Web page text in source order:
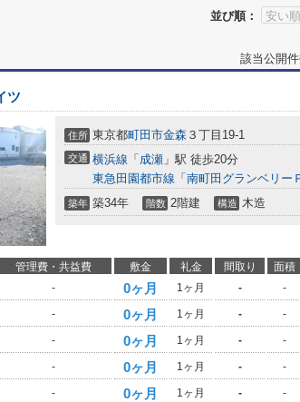
並び順：
該当公開
ツ
住所 東京都町田市金森 ３丁目19-1
交通 横浜線 「 成瀬 」駅 徒歩20分
東急田園都市線 「 南町田グランベリー
築年 築34年 階数 2階建 構造 木造
管理費・共益費 敷金 礼金 間取り 面積
- 0ヶ月 1ヶ月 - -
- 0ヶ月 1ヶ月 - -
- 0ヶ月 1ヶ月 - -
- 0ヶ月 1ヶ月 - -
- 0ヶ月 1ヶ月 - -